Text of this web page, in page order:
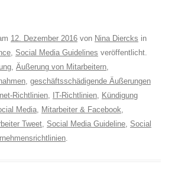
12. Dezember 2016 von Nina Diercks in
Social Media Guidelines veröffentlicht.
Äußerung von Mitarbeitern
geschäftsschädigende Äußerungen
Richtlinien IT-Richtlinien Kündigung
Media Mitarbeiter & Facebook
Tweet Social Media Guideline Social